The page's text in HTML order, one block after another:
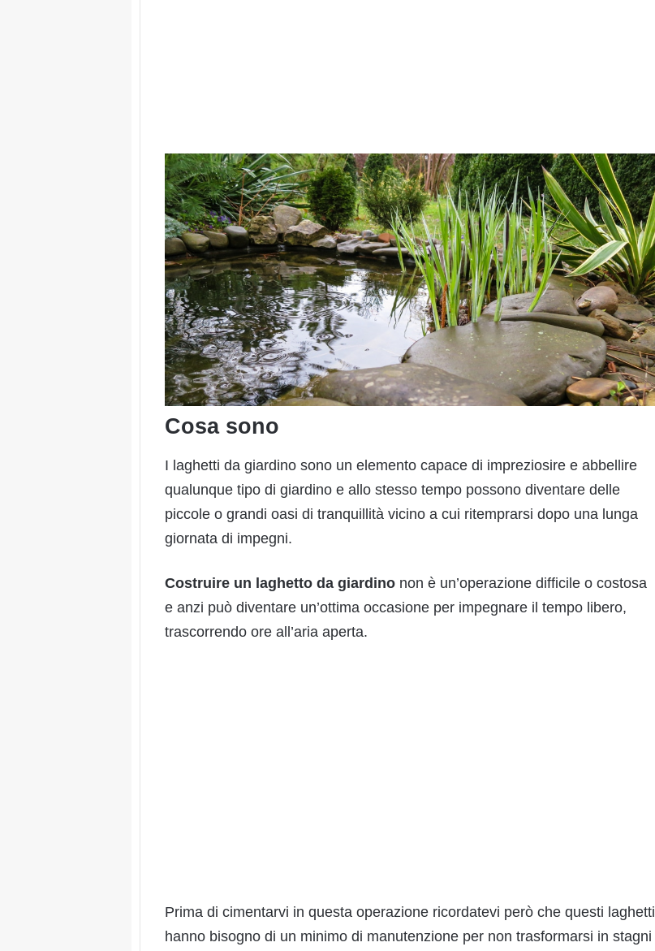
Cosa sono
I laghetti da giardino sono un elemento capace di impreziosire e abbellire
qualunque tipo di giardino e allo stesso tempo possono diventare delle
piccole o grandi oasi di tranquillità vicino a cui ritemprarsi dopo una lunga
giornata di impegni.
Costruire un laghetto da giardino non è un’operazione difficile o costosa
e anzi può diventare un’ottima occasione per impegnare il tempo libero,
trascorrendo ore all’aria aperta.
Prima di cimentarvi in questa operazione ricordatevi però che questi laghetti
hanno bisogno di un minimo di manutenzione per non trasformarsi in stagni